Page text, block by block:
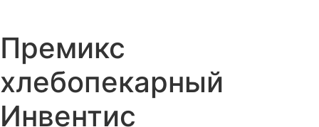
Премикс
хлебопекарный
Инвентис